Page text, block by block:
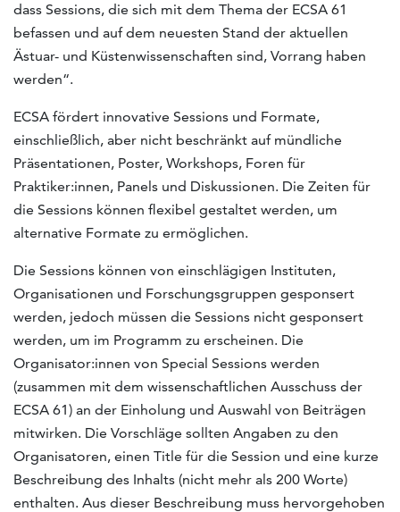
dass Sessions, die sich mit dem Thema der ECSA 61
befassen und auf dem neuesten Stand der aktuellen
Ästuar- und Küstenwissenschaften sind, Vorrang haben
werden“.
ECSA fördert innovative Sessions und Formate,
einschließlich, aber nicht beschränkt auf mündliche
Präsentationen, Poster, Workshops, Foren für
Praktiker:innen, Panels und Diskussionen. Die Zeiten für
die Sessions können flexibel gestaltet werden, um
alternative Formate zu ermöglichen.
Die Sessions können von einschlägigen Instituten,
Organisationen und Forschungsgruppen gesponsert
werden, jedoch müssen die Sessions nicht gesponsert
werden, um im Programm zu erscheinen. Die
Organisator:innen von Special Sessions werden
(zusammen mit dem wissenschaftlichen Ausschuss der
ECSA 61) an der Einholung und Auswahl von Beiträgen
mitwirken. Die Vorschläge sollten Angaben zu den
Organisatoren, einen Title für die Session und eine kurze
Beschreibung des Inhalts (nicht mehr als 200 Worte)
enthalten. Aus dieser Beschreibung muss hervorgehoben